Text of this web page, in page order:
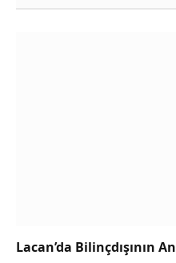
Lacan’da Bilinçdışının